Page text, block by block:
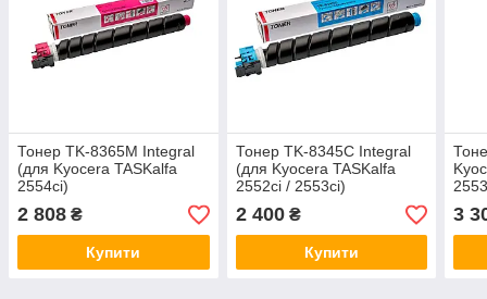
Тонер TK-8365M Integral
(для Kyocera TASKalfa
2554ci)
2 808 ₴
Купити
Тонер TK-8345C Integral
(для Kyocera TASKalfa
2552ci / 2553ci)
2 400₴
Купити
3